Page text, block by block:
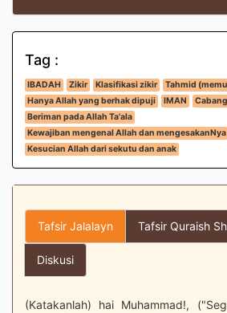
Tag :
IBADAH Zikir Klasifikasi zikir
Tahmid
Hanya Allah yang berhak dipuji
IMAN
Beriman pada Allah Ta'ala
Kewajiban mengenal Allah dan mengesakanNya
Kesucian Allah dari sekutu dan anak
Tafsir Jalalayn Tafsir Quraish
Diskusi
(Katakanlah) hai Muhammad!,